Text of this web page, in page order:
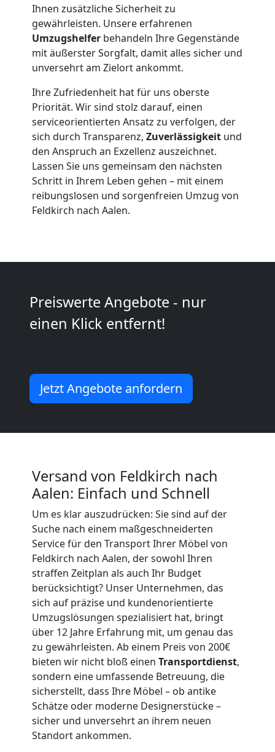
Ihnen zusätzliche Sicherheit zu
gewährleisten. Unsere erfahrenen
Umzugshelfer behandeln Ihre Gegenstände
mit äußerster Sorgfalt, damit alles sicher und
unversehrt am Zielort ankommt.
Ihre Zufriedenheit hat für uns oberste
Priorität. Wir sind stolz darauf, einen
serviceorientierten Ansatz zu verfolgen, der
sich durch Transparenz, Zuverlässigkeit und
den Anspruch an Exzellenz auszeichnet.
Lassen Sie uns gemeinsam den nächsten
Schritt in Ihrem Leben gehen – mit einem
reibungslosen und sorgenfreien Umzug von
Feldkirch nach Aalen.
Preiswerte Angebote - nur
einen Klick entfernt!
Jetzt Angebote anfordern
Versand von Feldkirch nach
Aalen: Einfach und Schnell
Um es klar auszudrücken: Sie sind auf der
Suche nach einem maßgeschneiderten
Service für den Transport Ihrer Möbel von
Feldkirch nach Aalen, der sowohl Ihren
straffen Zeitplan als auch Ihr Budget
berücksichtigt? Unser Unternehmen, das
sich auf präzise und kundenorientierte
Umzugslösungen spezialisiert hat, bringt
über 12 Jahre Erfahrung mit, um genau das
zu gewährleisten. Ab einem Preis von 200€
bieten wir nicht bloß einen Transportdienst,
sondern eine umfassende Betreuung, die
sicherstellt, dass Ihre Möbel – ob antike
Schätze oder moderne Designerstücke –
sicher und unversehrt an ihrem neuen
Standort ankommen.
Möbeltransport
Feldkirch
Beiladung
Feldkirch
Mini
Umzug
LKW
Feldkirch
Kunsttransport
Feldkirch
Umzug
Feldkirch
Mann
LKW